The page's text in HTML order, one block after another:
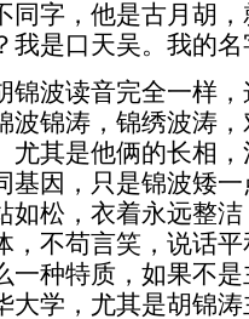
同字，他是古月胡
我是口天吴。我的
锦波读音完全一样
波锦涛，锦绣波涛
尤其是他俩的长相
基因，只是锦波矮
如松，衣着永远整
，不苟言笑，说话
一种特质，如果不
大学，尤其是胡锦